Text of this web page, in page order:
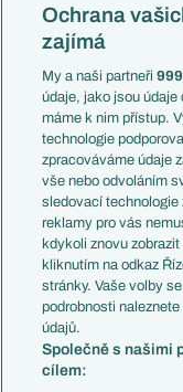
Mistrovství světa
Liga národů
Témata
Představení týmů MS
EuroSkauting
PL v kostce
Evropské koeficienty
Přestupy
Přestupové spekulace
Zranění
Kluby
Arsenal FC
Chelsea FC
Manchester United
AC Milán
Ochrana
zajímá
My a naši partneři999
údaje, jako jsou údaje
máme k nim přístup.
technologie
zpracováváme údaje
vše nebo odvoláním
sledovací technologie
reklamy pro vás
kdykoli znovu
kliknutím na odkaz
stránky. Vaše volby
podrobnosti
údajů.
Společně s našimi
cílem: